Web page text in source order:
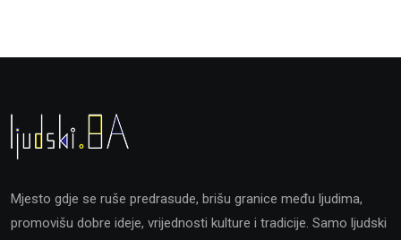
Mjesto gdje se ruše predrasude, brišu granice među ljudima,
promovišu dobre ideje, vrijednosti kulture i tradicije. Samo ljudski